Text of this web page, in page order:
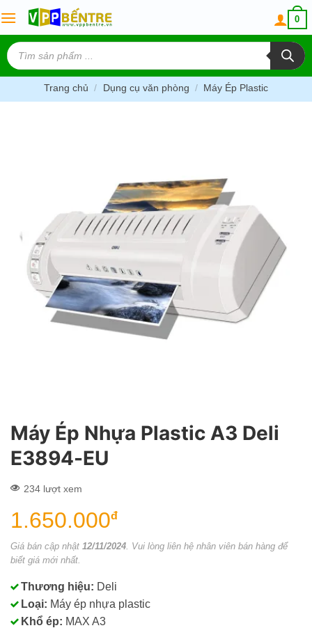
to
content
0
Tìm
kiếm
sản
phẩm
Trang chủ / Dụng cụ văn phòng / Máy Ép Plastic
Máy Ép Nhựa Plastic A3 Deli
E3894-EU
234 lượt xem
1.650.000đ
Giá bán cập nhật 12/11/2024 . Vui lòng liên hệ nhân viên bán hàng để
biết giá mới nhất.
Thương hiệu: Deli
Loại: Máy ép nhựa plastic
Khổ ép: MAX A3